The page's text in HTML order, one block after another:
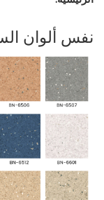
نفس ألوان